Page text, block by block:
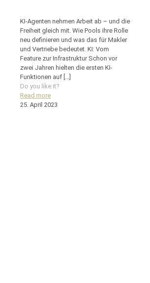
KI-Agenten nehmen Arbeit ab – und die
Freiheit gleich mit. Wie Pools ihre Rolle
neu definieren und was das für Makler
und Vertriebe bedeutet. KI: Vom
Feature zur Infrastruktur Schon vor
zwei Jahren hielten die ersten KI-
Funktionen auf […]
Do you like it?
Read more
25. April 2023